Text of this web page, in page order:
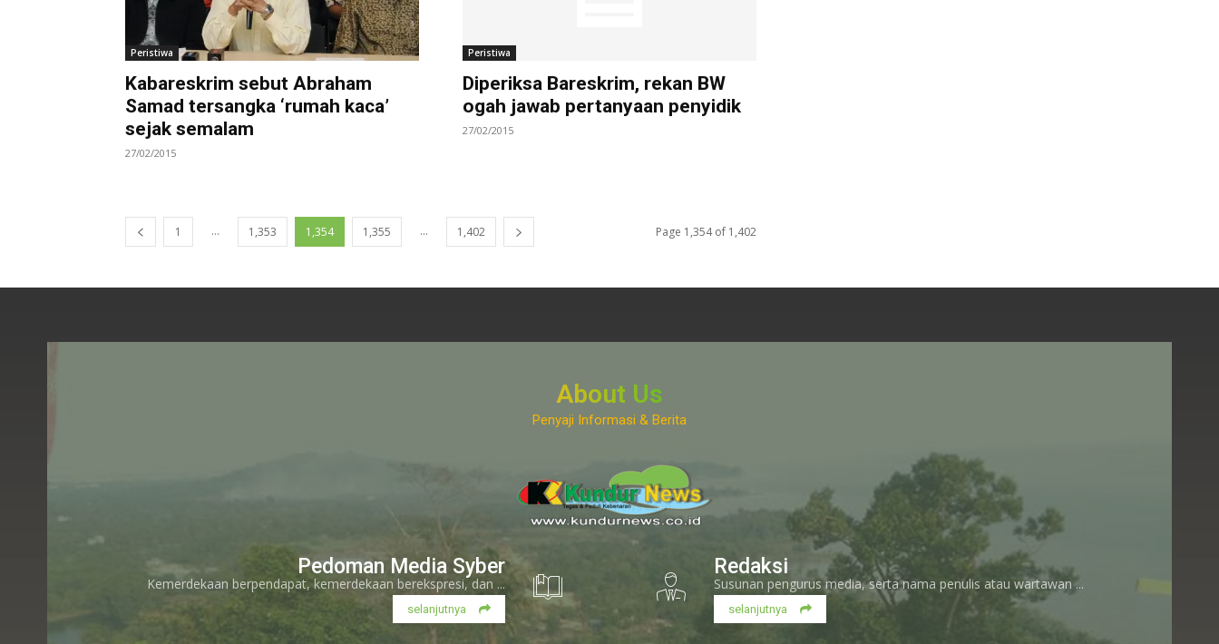
Peristiwa
Kabareskrim sebut Abraham
Samad tersangka ‘rumah kaca’
sejak semalam
27/02/2015
Peristiwa
Diperiksa Bareskrim, rekan BW
ogah jawab pertanyaan penyidik
27/02/2015
1 ... 1,353 1,354 1,355 ... 1,402 Page 1,354 of 1,402
About Us
Penyaji Informasi & Berita
www.kundurnews.co.id
Pedoman Media Syber
Kemerdekaan berpendapat, kemerdekaan berekspresi, dan ...
selanjutnya
Redaksi
Susunan pengurus media, serta nama penulis atau wartawan ...
selanjutnya